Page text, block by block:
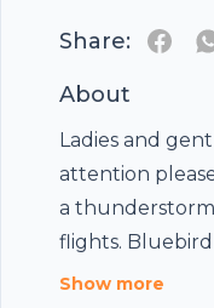
Share:
About
Ladies and
attention
a thunderstorm
flights. Bluebird
scheduled for
Show more